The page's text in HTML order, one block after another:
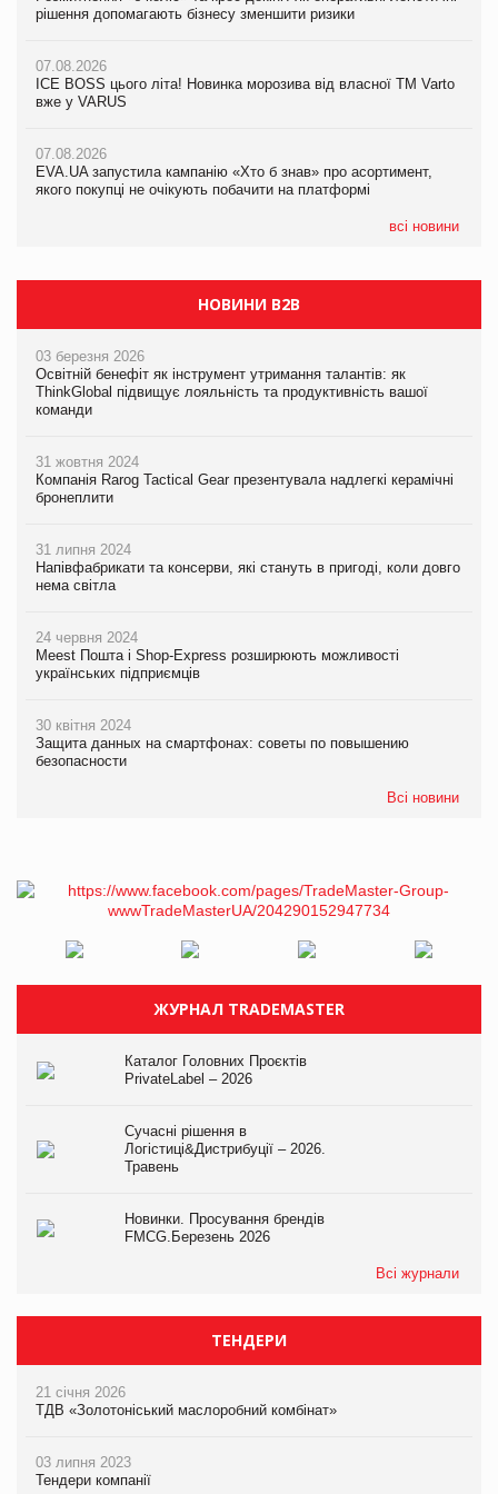
рішення допомагають бізнесу зменшити ризики
07.08.2026
ICE BOSS цього літа! Новинка морозива від власної ТМ Varto
вже у VARUS
07.08.2026
EVA.UA запустила кампанію «Хто б знав» про асортимент,
якого покупці не очікують побачити на платформі
всі новини
рішення допомагають бізнесу зменшити ризики
07.08.2026
ICE BOSS цього літа! Новинка морозива від власної ТМ Varto
вже у VARUS
07.08.2026
EVA.UA запустила кампанію «Хто б знав» про асортимент,
якого покупці не очікують побачити на платформі
Продажі Hugo Boss впали на 9%
НОВИНИ B2B
03 березня 2026
Освітній бенефіт як інструмент утримання талантів: як
ThinkGlobal підвищує лояльність та продуктивність вашої
команди
31 жовтня 2024
Компанія Rarog Tactical Gear презентувала надлегкі керамічні
бронеплити
31 липня 2024
Напівфабрикати та консерви, які стануть в пригоді, коли довго
нема світла
24 червня 2024
Meest Пошта і Shop-Express розширюють можливості
українських підприємців
30 квітня 2024
Защита данных на смартфонах: советы по повышению
безопасности
Всі новини
ЖУРНАЛ TRADEMASTER
Каталог Головних Проєктів
PrivateLabel – 2026
Сучасні рішення в
Логістиці&Дистрибуції – 2026.
Травень
Новинки. Просування брендів
FMCG.Березень 2026
Всі журнали
ТЕНДЕРИ
21 січня 2026
ТДВ «Золотоніський маслоробний комбінат»
03 липня 2023
Тендери компанії